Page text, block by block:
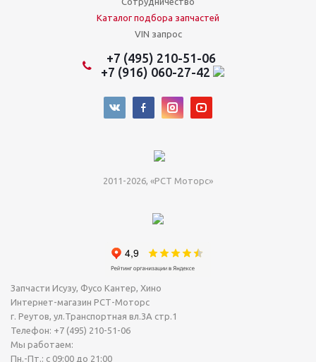
Каталог подбора запчастей
VIN запрос
+7 (495) 210-51-06
+7 (916) 060-27-42
2011-2026, «РСТ Моторс»
Запчасти Исузу, Фусо Кантер, Хино
Интернет-магазин РСТ-Моторс
г. Реутов, ул.Транспортная вл.3А стр.1
Телефон: +7 (495) 210-51-06
Мы работаем:
Пн.-Пт.: с 09:00 до 21:00